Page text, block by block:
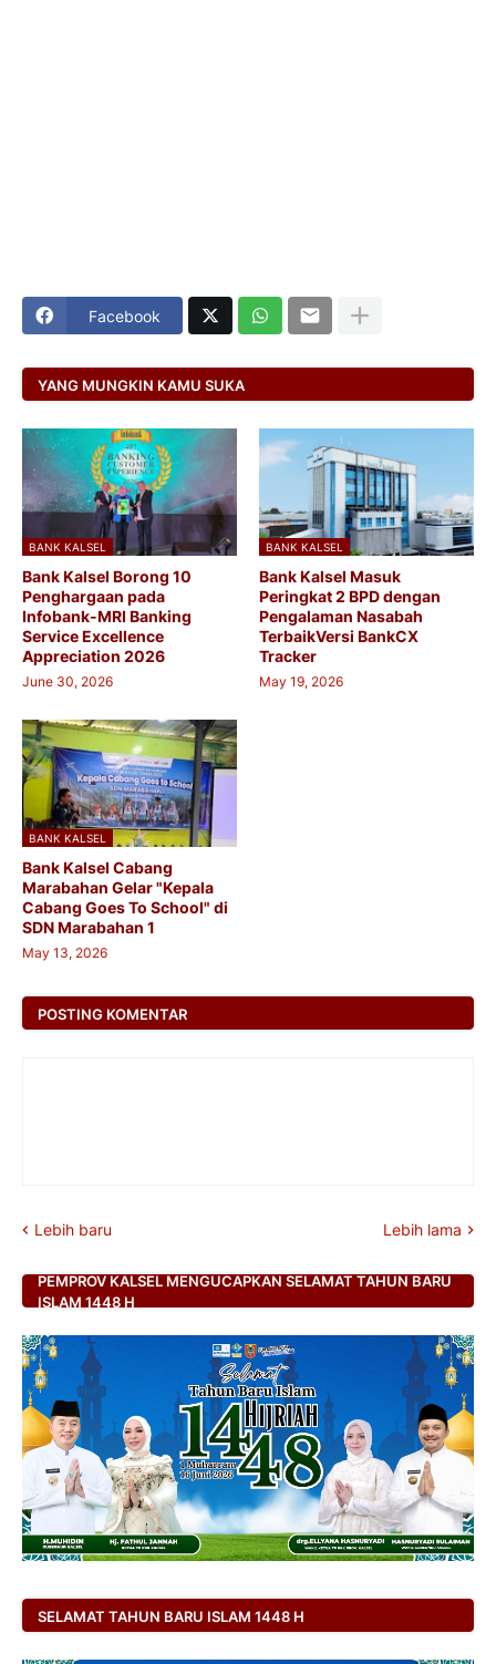
Facebook
YANG MUNGKIN KAMU SUKA
BANK KALSEL
Bank Kalsel Borong 10
Penghargaan pada
Infobank-MRI Banking
Service Excellence
Appreciation 2026
June 30, 2026
BANK KALSEL
Bank Kalsel Masuk
Peringkat 2 BPD dengan
Pengalaman Nasabah
TerbaikVersi BankCX
Tracker
May 19, 2026
BANK KALSEL
Bank Kalsel Cabang
Marabahan Gelar "Kepala
Cabang Goes To School" di
SDN Marabahan 1
May 13, 2026
POSTING KOMENTAR
Lebih baru Lebih lama
PEMPROV KALSEL MENGUCAPKAN SELAMAT TAHUN BARU
ISLAM 1448 H
SELAMAT TAHUN BARU ISLAM 1448 H